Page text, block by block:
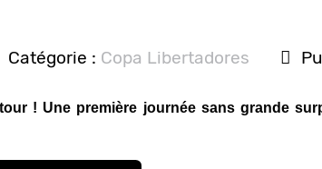
Catégorie : Copa Libertadores
! Une première journée sans grande